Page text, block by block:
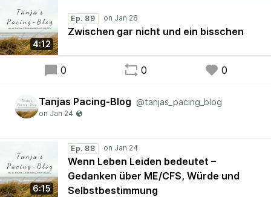
4:12
Ep. 89
Zwischen gar nicht und ein bisschen
0 0 0
Tanjas Pacing-Blog @tanjas_pacing_blog
6:15
Ep. 88
Wenn Leben Leiden bedeutet –
Gedanken über ME/CFS, Würde und
Selbstbestimmung